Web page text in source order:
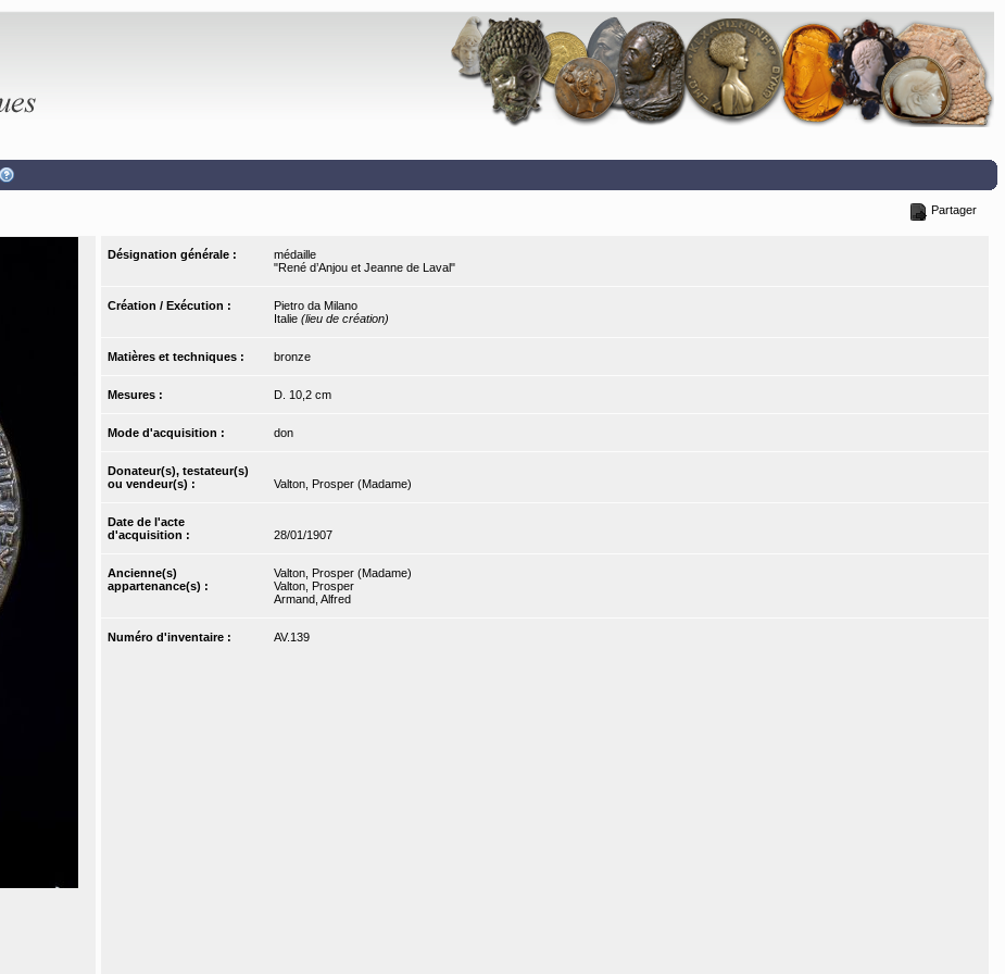
Partager
Désignation générale :
médaille
"René d’Anjou et Jeanne de Laval"
Création / Exécution :
Pietro da Milano
Italie (lieu de création)
Matières et techniques : bronze
Mesures : D. 10,2 cm
Mode d'acquisition : don
Donateur(s), testateur(s)
ou vendeur(s) :
Valton, Prosper (Madame)
Date de l'acte
d'acquisition :
28/01/1907
Ancienne(s)
appartenance(s) :
Valton, Prosper (Madame)
Valton, Prosper
Armand, Alfred
Numéro d'inventaire : AV.139